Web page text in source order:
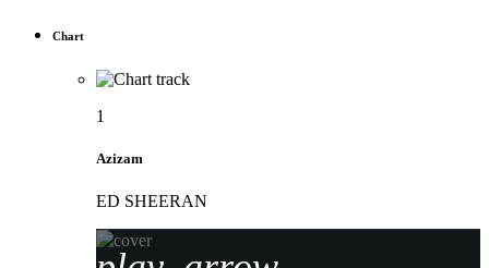
Chart
1
Azizam
ED SHEERAN